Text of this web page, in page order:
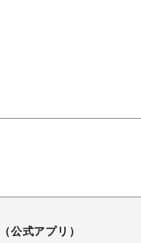
公式アプリ）